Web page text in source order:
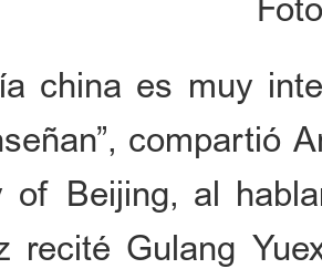
china es muy
compartió
of Beijing, al
recité Gulang